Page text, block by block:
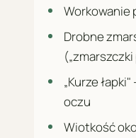
Workowanie
Drobne
„Kurze
oczu
Wiotkość